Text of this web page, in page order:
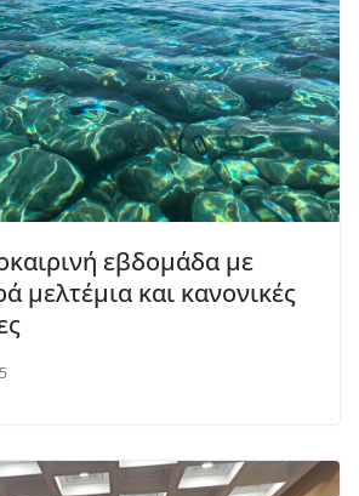
εβδομάδα με
μελτέμια και κανονικές